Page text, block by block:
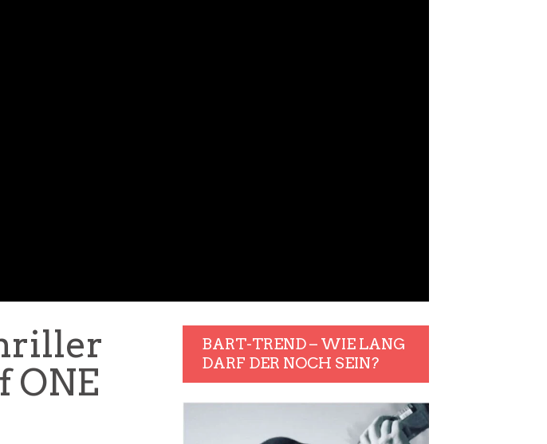
ONE
BART-TREND – WIE LANG
DARF DER NOCH SEIN?